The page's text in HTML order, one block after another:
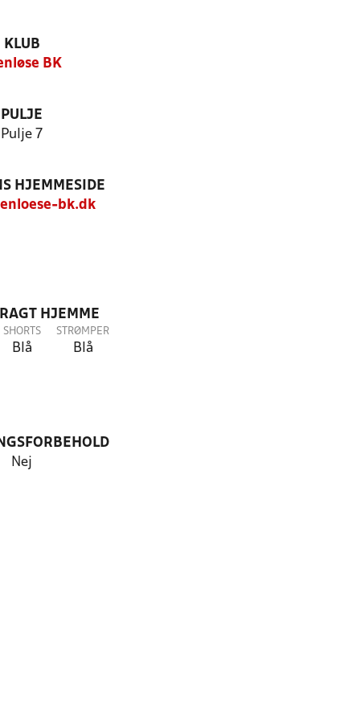
KLUB
BK
PULJE
Pulje 7
HJEMMESIDE
bk.dk
HJEMME
SHORTS
Blå
STRØMPER
Blå
Nej